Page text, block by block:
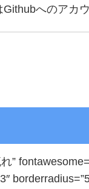
へのアカ
”